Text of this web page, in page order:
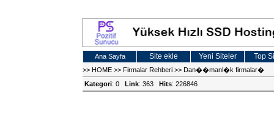
Ana Sayfa Site ekle Yeni Siteler Top
>> HOME >> Firmalar Rehberi >> Dan��manl�k firmalar�
Kategori: 0 Link: 363 Hits: 226846